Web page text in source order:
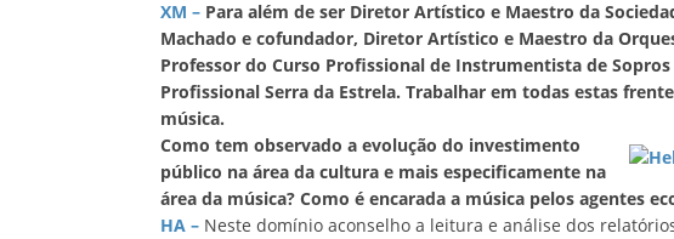
XM – Para além de ser Diretor Artístico e Maestro da
Machado e cofundador, Diretor Artístico e Maestro da
Professor do Curso Profissional de Instrumentista de Sopros
Profissional Serra da Estrela. Trabalhar em todas estas
música.
Como tem observado a evolução do investimento
público na área da cultura e mais especificamente na
área da música? Como é encarada a música pelos agentes
HA – Neste domínio aconselho a leitura e análise dos